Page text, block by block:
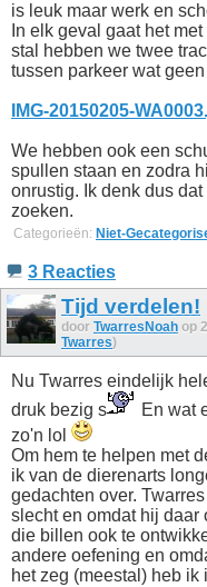
is leuk maar werk en
In elk geval gaat het
stal hebben we twee
tussen parkeer wat
IMG-20150205-
We hebben ook een
spullen staan en zodra
onrustig. Ik denk dus
zoeken.
Categorieën: Niet-
3 Reacties
Tijd verdelen!
door TwarresNoah op
Twarres)
Nu Twarres eindelijk
druk bezig s
En wat
zo'n lol
Om hem te helpen met
ik van de dierenarts
gedachten over.
slecht en omdat hij daar
die billen ook te
andere oefening en
het zeg (meestal) heb ik